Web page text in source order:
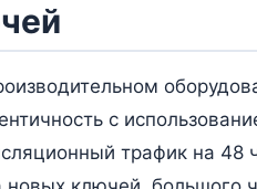
с
трафик на 48